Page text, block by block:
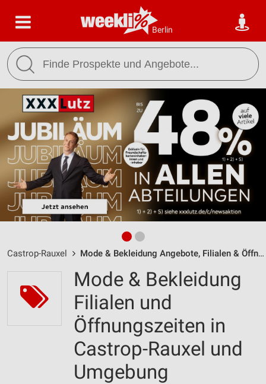
Berlin
Castrop-Rauxel Mode & Bekleidung Angebote, Filialen & Öffnungszeiten
Mode & Bekleidung
Filialen und
Öffnungszeiten in
Castrop-Rauxel und
Umgebung